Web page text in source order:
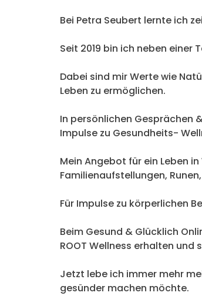
Bei Petra Seubert lernte ich
Seit 2019 bin ich neben
Dabei sind mir Werte wie
Leben zu ermöglichen.
In persönlichen Gesprächen
Impulse zu Gesundheits-
Mein Angebot für ein Leben
Familienaufstellungen,
Für Impulse zu körperlichen
Beim Gesund & Glücklich
ROOT Wellness erhalten
Jetzt lebe ich immer mehr
gesünder machen möchte.